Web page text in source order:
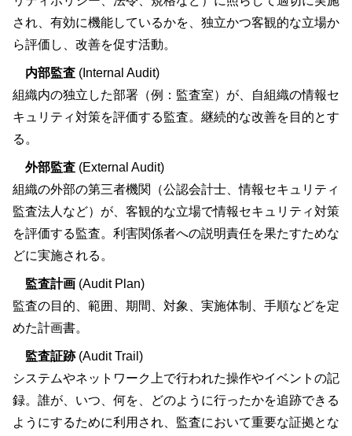
され、有効に機能しているかを、独立かつ客観的な立場か
ら評価し、改善を促す活動。
内部監査 (Internal Audit)
組織内の独立した部署（例：監査室）が、自組織の情報セ
キュリティ対策を評価する監査。継続的な改善を目的とす
る。
外部監査 (External Audit)
組織の外部の第三者機関（公認会計士、情報セキュリティ
監査法人など）が、客観的な立場で情報セキュリティ対策
を評価する監査。利害関係者への説明責任を果たすためな
どに実施される。
監査計画 (Audit Plan)
監査の目的、範囲、期間、対象、実施体制、手順などを定
めた計画書。
監査証跡 (Audit Trail)
システムやネットワーク上で行われた操作やイベントの記
録。誰が、いつ、何を、どのように行ったかを追跡できる
ようにするために利用され、監査において重要な証拠とな